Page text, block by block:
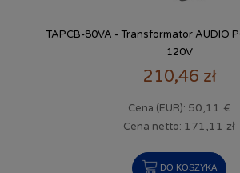
TAPCB-80VA - Transformator AUDIO
120V
210,46 zł
Cena (EUR): 50,11 €
Cena netto: 171,11 zł
DO KOSZYKA